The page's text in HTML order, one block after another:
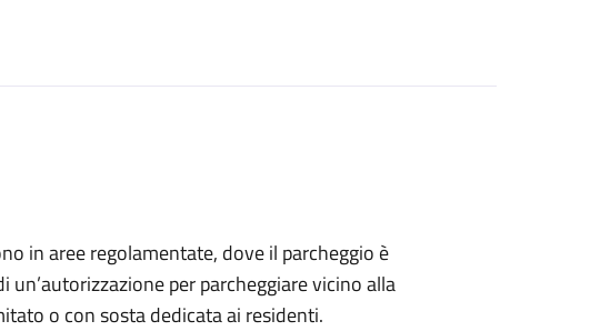
in aree regolamentate, dove il parcheggio è
un’autorizzazione per parcheggiare vicino alla
o con sosta dedicata ai residenti.